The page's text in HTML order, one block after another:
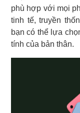
phù hợp với mọi
tinh tế, truyền
bạn có thể lựa
tính của bản thân.